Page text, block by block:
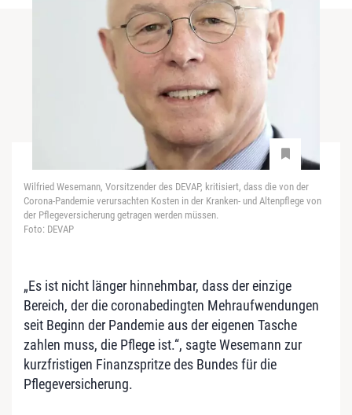
Wilfried Wesemann, Vorsitzender des DEVAP, kritisiert, dass die von der
Corona-Pandemie verursachten Kosten in der Kranken- und Altenpflege von
der Pflegeversicherung getragen werden müssen.
Foto: DEVAP
„Es ist nicht länger hinnehmbar, dass der einzige
Bereich, der die coronabedingten Mehraufwendungen
seit Beginn der Pandemie aus der eigenen Tasche
zahlen muss, die Pflege ist.“, sagte Wesemann zur
kurzfristigen Finanzspritze des Bundes für die
Pflegeversicherung.